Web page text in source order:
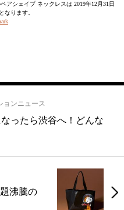
アシェイプ ネックレスは 2019年12月31日
なります。
ョンニュース
ったら渋谷へ！どんな
沸騰の